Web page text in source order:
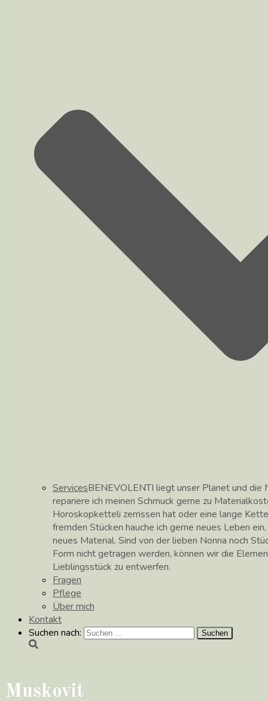
ServicesBENEVOLENTI liegt unser Planet und die
repariere ich meinen Schmuck gerne zu
Horoskopketteli zerrissen hat oder eine lange
fremden Stücken hauche ich gerne neues Leben
neues Material. Sind von der lieben Nonna noch
Form nicht getragen werden, können wir die
Lieblingsstück zu entwerfen.
Fragen
Pflege
Über mich
Kontakt
Suchen nach:
Muskovit